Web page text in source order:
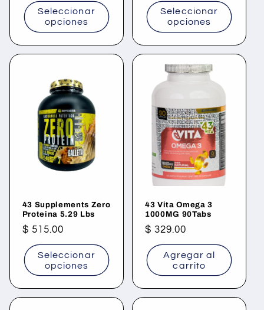
Seleccionar
opciones
Seleccionar
opciones
43 Supplements Zero
Proteina 5.29 Lbs
Precio
habitual
$ 515.00
Seleccionar
opciones
43 Vita Omega 3
1000MG 90Tabs
Precio
habitual
$ 329.00
Agregar al
carrito